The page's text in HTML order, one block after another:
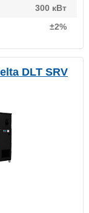
300 кВт
±2%
DLT SRV